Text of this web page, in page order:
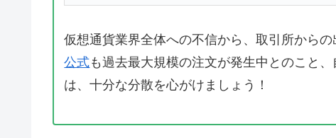
仮想通貨業界全体への不信から、取引所から
公式も過去最大規模の注文が発生中とのこと
は、十分な分散を心がけましょう！